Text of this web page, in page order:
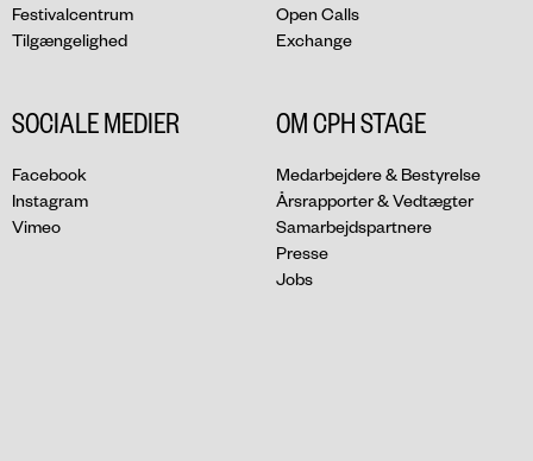
Festivalcentrum
Tilgængelighed
Open Calls
Exchange
SOCIALE MEDIER
Facebook
Instagram
Vimeo
OM CPH STAGE
Medarbejdere & Bestyrelse
Årsrapporter & Vedtægter
Samarbejdspartnere
Presse
Jobs